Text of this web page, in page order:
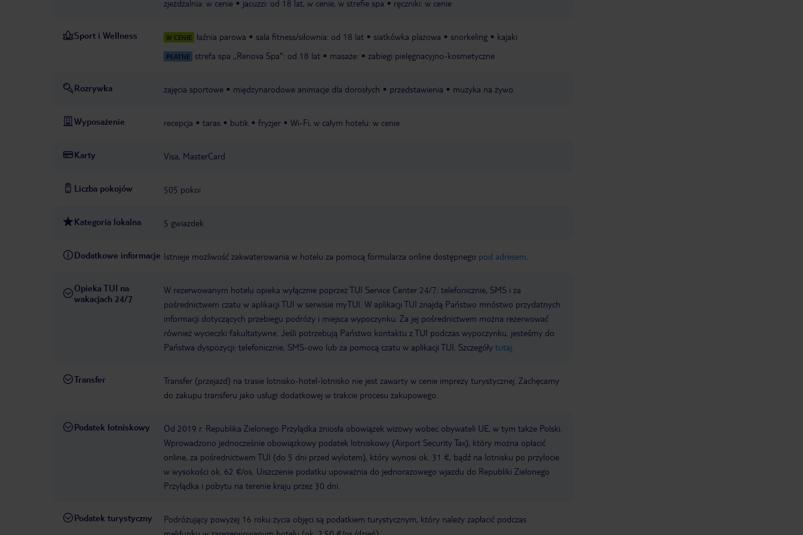
zjeżdżalnia: w cenie
jacuzzi: od 18 lat, w cenie, w strefie spa ręczniki: w cenie
Sport i Wellness W CENIE łaźnia parowa sala fitness/siłownia: od 18 lat siatkówka plażowa snorkeling kajaki
PŁATNE strefa spa „Renova Spa": od 18 lat masaże: zabiegi pielęgnacyjno-kosmetyczne
Rozrywka zajęcia sportowe międzynarodowe animacje dla dorosłych przedstawienia muzyka na żywo
Wyposażenie recepcja taras butik fryzjer Wi-Fi, w całym hotelu: w cenie
Karty Visa, MasterCard
Liczba pokojów 505 pokoi
Kategoria lokalna 5 gwiazdek
Dodatkowe informacje Istnieje możliwość zakwaterowania w hotelu za pomocą formularza online dostępnego pod adresem
Opieka TUI na
wakacjach 24/7
W rezerwowanym hotelu opieka wyłącznie poprzez TUI Service Center 24/7: telefonicznie, SMS i za
pośrednictwem czatu w aplikacji TUI w serwisie myTUI. W aplikacji TUI znajdą Państwo mnóstwo przydatnych
informacji dotyczących przebiegu podróży i miejsca wypoczynku. Za jej pośrednictwem można rezerwować
również wycieczki fakultatywne. Jeśli potrzebują Państwo kontaktu z TUI podczas wypoczynku, jesteśmy do
Państwa dyspozycji: telefonicznie, SMS-owo lub za pomocą czatu w aplikacji TUI. Szczegóły tutaj
Transfer
Transfer (przejazd) na trasie lotnisko-hotel-lotnisko nie jest zawarty w cenie imprezy turystycznej. Zachęcamy
do zakupu transferu jako usługi dodatkowej w trakcie procesu zakupowego.
Podatek lotniskowy
Od 2019 r. Republika Zielonego Przylądka zniosła obowiązek wizowy wobec obywateli UE, w tym także Polski.
Wprowadzono jednocześnie obowiązkowy podatek lotniskowy (Airport Security Tax), który można opłacić
online, za pośrednictwem TUI (do 5 dni przed wylotem), który wynosi ok. 31 €, bądź na lotnisku po przylocie
w wysokości ok. 62 €/os. Uiszczenie podatku upoważnia do jednorazowego wjazdu do Republiki Zielonego
Przylądka i pobytu na terenie kraju przez 30 dni.
Podatek turystyczny
Podróżujący powyżej 16 roku życia objęci są podatkiem turystycznym, który należy zapłacić podczas